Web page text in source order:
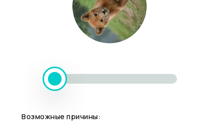
Возможные причины: